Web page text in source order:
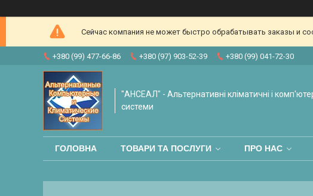
Сейчас компания не может быстро обрабатывать заказы и
+380 (99) 477-66-86 +380 (97) 903-52-39 +380 (99) 041-72-30
"АНСЕАЛ" - Альтернативні кліматичні і
системи
ГОЛОВНА ТОВАРИ ТА ПОСЛУГИ ПРО НАС